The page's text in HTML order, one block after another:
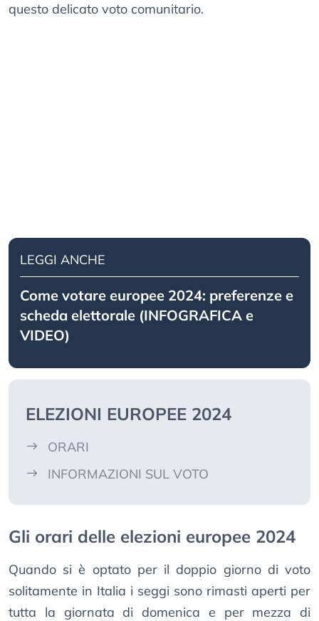
questo delicato voto comunitario.
LEGGI ANCHE
Come votare europee 2024: preferenze e
scheda elettorale (INFOGRAFICA e
VIDEO)
ELEZIONI EUROPEE 2024
ORARI
INFORMAZIONI SUL VOTO
Gli orari delle elezioni europee 2024
Quando si è optato per il doppio giorno di voto
solitamente in Italia i seggi sono rimasti aperti per
tutta la giornata di domenica e per mezza di